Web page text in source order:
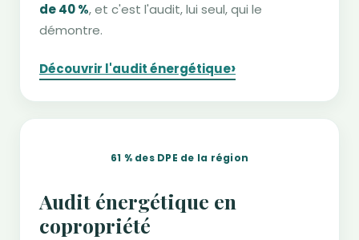
de 40 %, et c'est l'audit, lui seul, qui le
démontre.
Découvrir l'audit énergétique›
61 % des DPE de la région
Audit énergétique en
copropriété